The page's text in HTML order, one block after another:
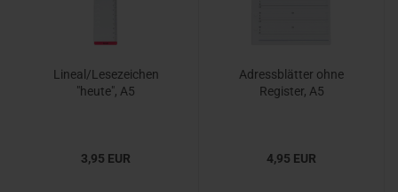
Lineal/Lesezeichen
"heute", A5
3,95 EUR
Adressblätter ohne
Register, A5
4,95 EUR